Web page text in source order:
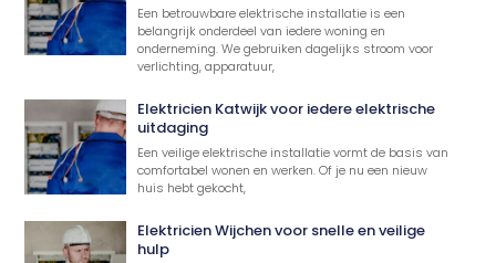
Een betrouwbare elektrische installatie is een
belangrijk onderdeel van iedere woning en
onderneming. We gebruiken dagelijks stroom voor
verlichting, apparatuur,
Elektricien Katwijk voor iedere elektrische
uitdaging
Een veilige elektrische installatie vormt de basis van
comfortabel wonen en werken. Of je nu een nieuw
huis hebt gekocht,
Elektricien Wijchen voor snelle en veilige
hulp